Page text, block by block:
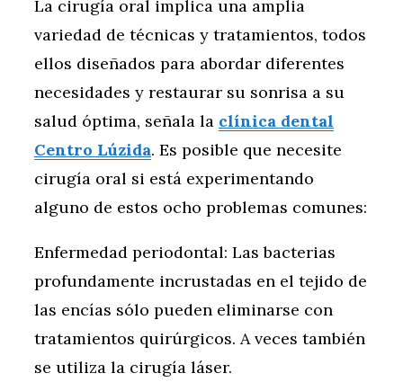
La cirugía oral implica una amplia
variedad de técnicas y tratamientos, todos
ellos diseñados para abordar diferentes
necesidades y restaurar su sonrisa a su
salud óptima, señala la clínica dental
Centro Lúzida. Es posible que necesite
cirugía oral si está experimentando
alguno de estos ocho problemas comunes:
Enfermedad periodontal: Las bacterias
profundamente incrustadas en el tejido de
las encías sólo pueden eliminarse con
tratamientos quirúrgicos. A veces también
se utiliza la cirugía láser.